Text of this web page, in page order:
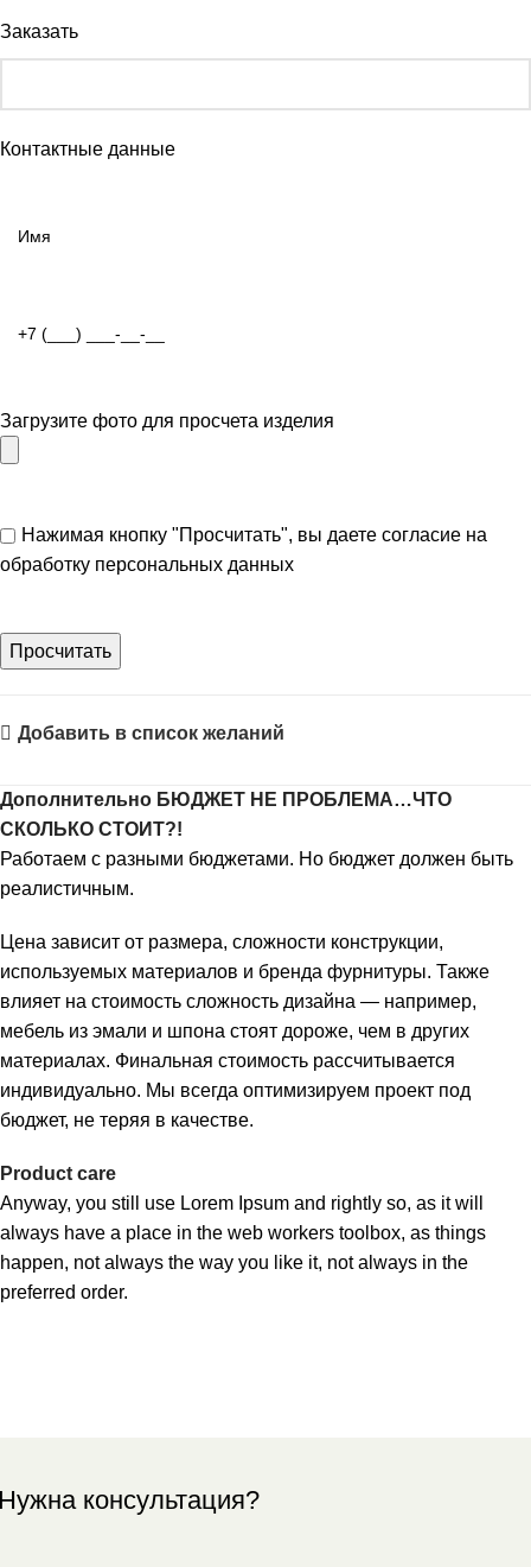
Заказать
Контактные данные
Загрузите фото для просчета изделия
Нажимая кнопку "Просчитать", вы даете согласие на
обработку персональных данных
Добавить в список желаний
Дополнительно БЮДЖЕТ НЕ ПРОБЛЕМА…ЧТО
СКОЛЬКО СТОИТ?!
Работаем с разными бюджетами. Но бюджет должен быть
реалистичным.
Цена зависит от размера, сложности конструкции,
используемых материалов и бренда фурнитуры. Также
влияет на стоимость сложность дизайна — например,
мебель из эмали и шпона стоят дороже, чем в других
материалах. Финальная стоимость рассчитывается
индивидуально. Мы всегда оптимизируем проект под
бюджет, не теряя в качестве.
Product care
Anyway, you still use Lorem Ipsum and rightly so, as it will
always have a place in the web workers toolbox, as things
happen, not always the way you like it, not always in the
preferred order.
консультация?